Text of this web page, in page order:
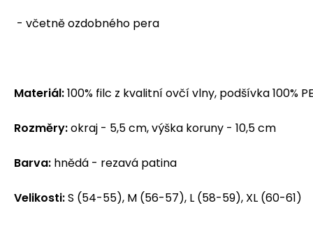
- včetně ozdobného pera
Materiál:100% filc z kvalitní ovčí vlny, podšívka 100%
Rozměry:okraj - 5,5 cm, výška koruny - 10,5 cm
Barva: hnědá - rezavá patina
Velikosti:S (54-55), M (56-57), L (58-59), XL (60-61)